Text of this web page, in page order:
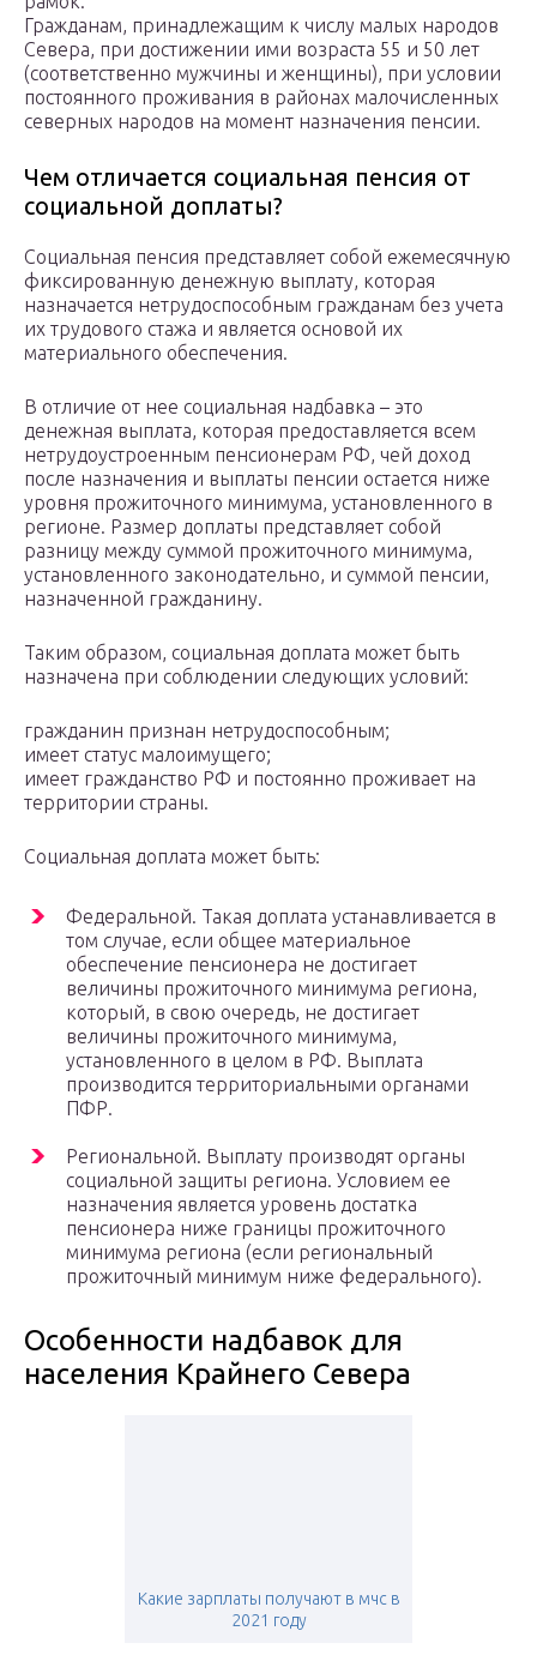
Гражданам, принадлежащим к числу малых народов
Севера, при достижении ими возраста 55 и 50 лет
(соответственно мужчины и женщины), при условии
постоянного проживания в районах малочисленных
северных народов на момент назначения пенсии.
Чем отличается социальная пенсия от
социальной доплаты?
Социальная пенсия представляет собой ежемесячную
фиксированную денежную выплату, которая
назначается нетрудоспособным гражданам без учета
их трудового стажа и является основой их
материального обеспечения.
В отличие от нее социальная надбавка – это
денежная выплата, которая предоставляется всем
нетрудоустроенным пенсионерам РФ, чей доход
после назначения и выплаты пенсии остается ниже
уровня прожиточного минимума, установленного в
регионе. Размер доплаты представляет собой
разницу между суммой прожиточного минимума,
установленного законодательно, и суммой пенсии,
назначенной гражданину.
Таким образом, социальная доплата может быть
назначена при соблюдении следующих условий:
гражданин признан нетрудоспособным;
имеет статус малоимущего;
имеет гражданство РФ и постоянно проживает на
территории страны.
Социальная доплата может быть:
Федеральной. Такая доплата устанавливается в
том случае, если общее материальное
обеспечение пенсионера не достигает
величины прожиточного минимума региона,
который, в свою очередь, не достигает
величины прожиточного минимума,
установленного в целом в РФ. Выплата
производится территориальными органами
ПФР.
Региональной. Выплату производят органы
социальной защиты региона. Условием ее
назначения является уровень достатка
пенсионера ниже границы прожиточного
минимума региона (если региональный
прожиточный минимум ниже федерального).
Особенности надбавок для
населения Крайнего Севера
Какие зарплаты получают в мчс в
2021 году